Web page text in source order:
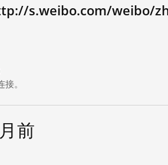
s.weibo.com/weibo/
。
前